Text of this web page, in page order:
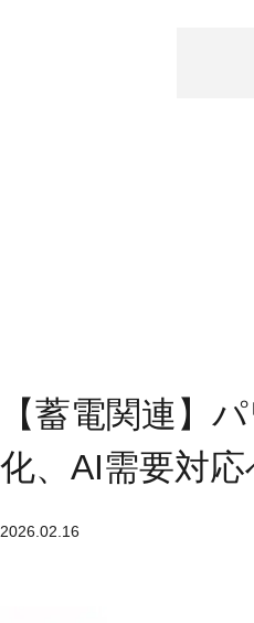
【蓄電関連】
化、AI需要対応
2026.02.16